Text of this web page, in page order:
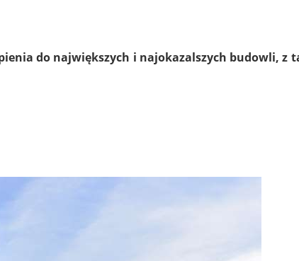
do największych i najokazalszych budowli, z